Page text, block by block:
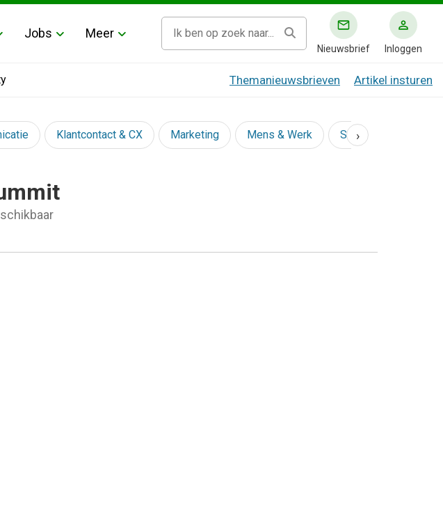
Jobs Meer
Nieuwsbrief Inloggen
Themanieuwsbrieven Artikel insturen
Klantcontact & CX Marketing Mens & Werk Social
›